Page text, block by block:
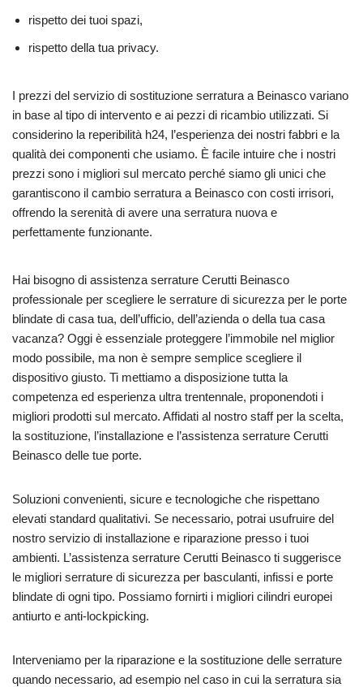
rispetto dei tuoi spazi,
rispetto della tua privacy.
I prezzi del servizio di sostituzione serratura a Beinasco variano
in base al tipo di intervento e ai pezzi di ricambio utilizzati. Si
considerino la reperibilità h24, l’esperienza dei nostri fabbri e la
qualità dei componenti che usiamo. È facile intuire che i nostri
prezzi sono i migliori sul mercato perché siamo gli unici che
garantiscono il cambio serratura a Beinasco con costi irrisori,
offrendo la serenità di avere una serratura nuova e
perfettamente funzionante.
Hai bisogno di assistenza serrature Cerutti Beinasco
professionale per scegliere le serrature di sicurezza per le porte
blindate di casa tua, dell’ufficio, dell’azienda o della tua casa
vacanza? Oggi è essenziale proteggere l’immobile nel miglior
modo possibile, ma non è sempre semplice scegliere il
dispositivo giusto. Ti mettiamo a disposizione tutta la
competenza ed esperienza ultra trentennale, proponendoti i
migliori prodotti sul mercato. Affidati al nostro staff per la scelta,
la sostituzione, l’installazione e l’assistenza serrature Cerutti
Beinasco delle tue porte.
Soluzioni convenienti, sicure e tecnologiche che rispettano
elevati standard qualitativi. Se necessario, potrai usufruire del
nostro servizio di installazione e riparazione presso i tuoi
ambienti. L’assistenza serrature Cerutti Beinasco ti suggerisce
le migliori serrature di sicurezza per basculanti, infissi e porte
blindate di ogni tipo. Possiamo fornirti i migliori cilindri europei
antiurto e anti-lockpicking.
Interveniamo per la riparazione e la sostituzione delle serrature
quando necessario, ad esempio nel caso in cui la serratura sia